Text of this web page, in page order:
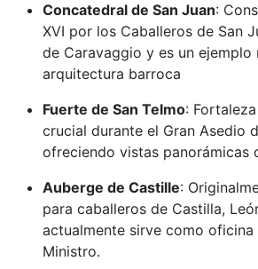
Concatedral de San Juan:
XVI por los Caballeros de San
de Caravaggio y es un ejemplo
arquitectura barroca
Fuerte de San Telmo:
crucial durante el Gran Asedio
ofreciendo vistas panorámicas
Auberge de Castille:
para caballeros de Castilla,
actualmente sirve como oficina
Ministro.